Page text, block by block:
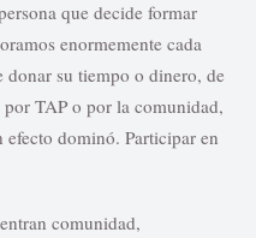
que decide formar
enormemente cada
su tiempo o dinero, de
TAP o por la comunidad,
dominó. Participar en
comunidad,